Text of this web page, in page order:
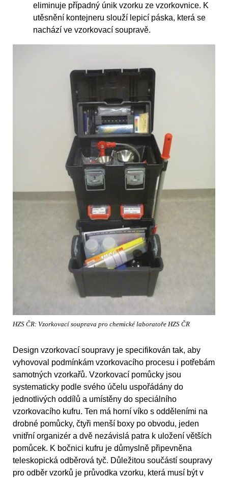
eliminuje případný únik vzorku ze vzorkovnice. K
utěsnění kontejneru slouží lepicí páska, která se
nachází ve vzorkovací soupravě.
HZS ČR: Vzorkovací souprava pro chemické laboratoře HZS ČR
Design vzorkovací soupravy je specifikován tak, aby
vyhovoval podmínkám vzorkovacího procesu i potřebám
samotných vzorkařů. Vzorkovací pomůcky jsou
systematicky podle svého účelu uspořádány do
jednotlivých oddílů a umístěny do speciálního
vzorkovacího kufru. Ten má horní víko s odděleními na
drobné pomůcky, čtyři menší boxy po obvodu, jeden
vnitřní organizér a dvě nezávislá patra k uložení větších
pomůcek. K bočnici kufru je důmyslně připevněna
teleskopická odběrová tyč. Důležitou součástí soupravy
pro odběr vzorků je průvodka vzorku, která musí být v